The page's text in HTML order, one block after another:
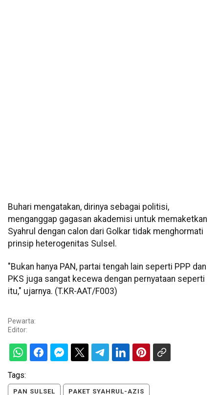
Buhari mengatakan, dirinya sebagai politisi,
menganggap gagasan akademisi untuk memaketkan
Syahrul dengan calon dari Golkar tidak menghormati
prinsip heterogenitas Sulsel.
"Bukan hanya PAN, partai tengah lain seperti PPP dan
PKS juga sangat kecewa dengan pernyataan seperti
itu," ujarnya. (T.KR-AAT/F003)
Pewarta:
Editor:
Tags:
PAN SULSEL PAKET SYAHRUL-AZIS